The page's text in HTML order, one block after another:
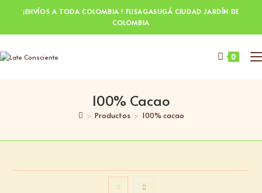
¡ENVÍOS A TODA COLOMBIA ! FUSAGASUGÁ CIUDAD JARDÍN DE
COLOMBIA
0
100% Cacao
> Productos > 100% cacao